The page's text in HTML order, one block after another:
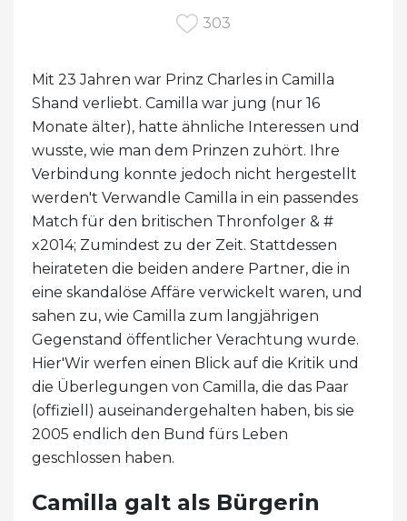
303
Mit 23 Jahren war Prinz Charles in Camilla
Shand verliebt. Camilla war jung (nur 16
Monate älter), hatte ähnliche Interessen und
wusste, wie man dem Prinzen zuhört. Ihre
Verbindung konnte jedoch nicht hergestellt
werden't Verwandle Camilla in ein passendes
Match für den britischen Thronfolger & #
x2014; Zumindest zu der Zeit. Stattdessen
heirateten die beiden andere Partner, die in
eine skandalöse Affäre verwickelt waren, und
sahen zu, wie Camilla zum langjährigen
Gegenstand öffentlicher Verachtung wurde.
Hier'Wir werfen einen Blick auf die Kritik und
die Überlegungen von Camilla, die das Paar
(offiziell) auseinandergehalten haben, bis sie
2005 endlich den Bund fürs Leben
geschlossen haben.
Camilla galt als Bürgerin